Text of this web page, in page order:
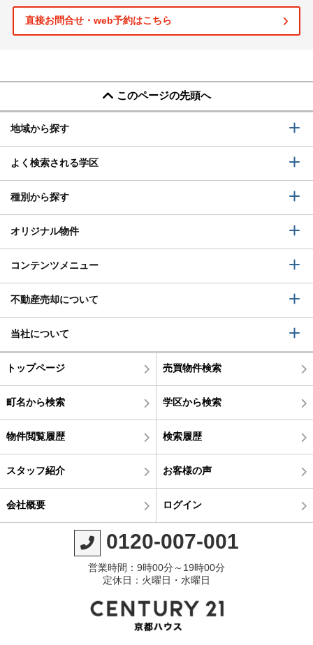
直接お問合せ・web予約はこちら
このページの先頭へ
地域から探す
よく検索される学区
種別から探す
オリジナル物件
コンテンツメニュー
不動産売却について
当社について
トップページ 売買物件検索
町名から検索 学区から検索
物件閲覧履歴 検索履歴
スタッフ紹介 お客様の声
会社概要 ログイン
0120-007-001
営業時間：9時00分～19時00分
定休日：火曜日・水曜日